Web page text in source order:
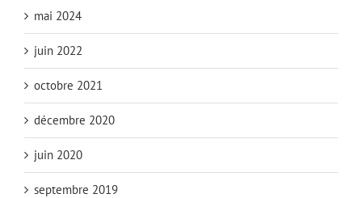
mai 2024
juin 2022
octobre 2021
décembre 2020
juin 2020
septembre 2019